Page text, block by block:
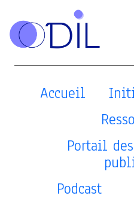
Accueil
Portail
Podcast